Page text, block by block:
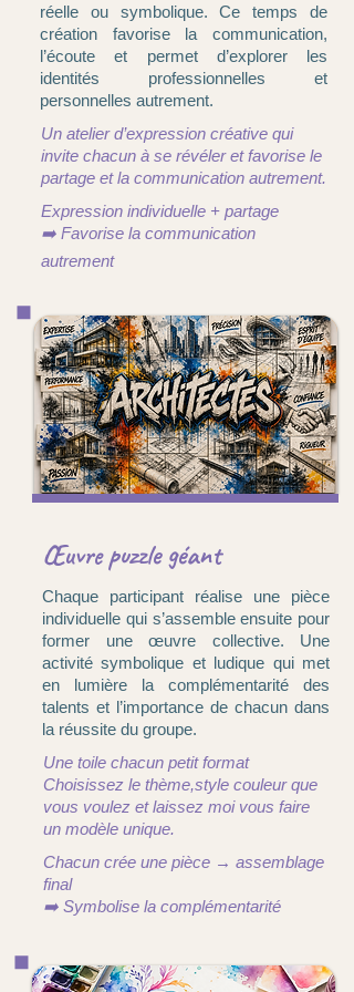
réelle ou symbolique. Ce temps de
création favorise la communication,
l’écoute et permet d’explorer les
identités professionnelles et
personnelles autrement.
Un atelier d’expression créative qui
invite chacun à se révéler et favorise le
partage et la communication autrement.
Expression individuelle + partage
➡️ Favorise la communication
autrement
Œuvre puzzle géant
Chaque participant réalise une pièce
individuelle qui s’assemble ensuite pour
former une œuvre collective. Une
activité symbolique et ludique qui met
en lumière la complémentarité des
talents et l’importance de chacun dans
la réussite du groupe.
Une toile chacun petit format
Choisissez le thème,style couleur que
vous voulez etlaissez moi vous faire
un modèle unique.
Chacun crée une pièce → assemblage
final
➡️ Symbolise la complémentarité